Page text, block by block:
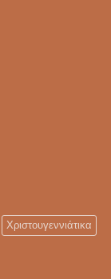
Χριστουγεννιάτικα